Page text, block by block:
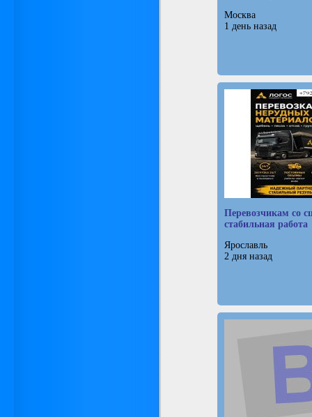
Москва
1 день назад
Перевозчикам со
стабильная работа
Ярославль
2 дня назад